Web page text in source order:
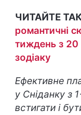
ЧИТАЙТЕ
романтичні
тиждень з 20
зодіаку
Ефективне
у Сніданку з
встигати і